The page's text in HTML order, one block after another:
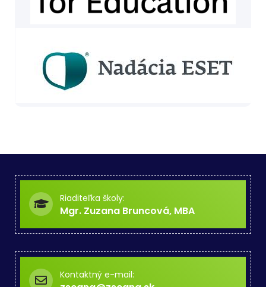
Riaditeľka školy:
Mgr. Zuzana Bruncová, MBA
Kontaktný e-mail: